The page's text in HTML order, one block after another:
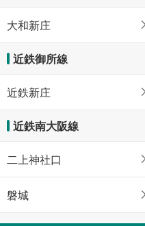
大和新庄
近鉄御所線
近鉄新庄
近鉄南大阪線
二上神社口
磐城